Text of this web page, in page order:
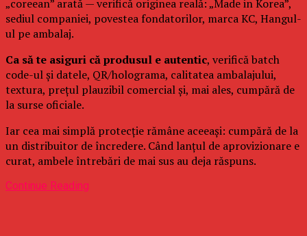
„coreean” arată — verifică originea reală: „Made in Korea”,
sediul companiei, povestea fondatorilor, marca KC, Hangul-
ul pe ambalaj.
Ca să te asiguri că produsul e autentic, verifică batch
code-ul și datele, QR/holograma, calitatea ambalajului,
textura, prețul plauzibil comercial și, mai ales, cumpără de
la surse oficiale.
Iar cea mai simplă protecție rămâne aceeași: cumpără de la
un distribuitor de încredere. Când lanțul de aprovizionare e
curat, ambele întrebări de mai sus au deja răspuns.
Continue Reading